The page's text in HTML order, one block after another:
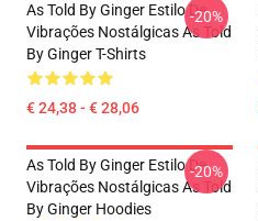
As Told By Ginger Estilo De
Vibrações Nostálgicas As Told
By Ginger T-Shirts
€ 24,38 - € 28,06
-20%
As Told By Ginger Estilo De
Vibrações Nostálgicas As Told
By Ginger Hoodies
-20%